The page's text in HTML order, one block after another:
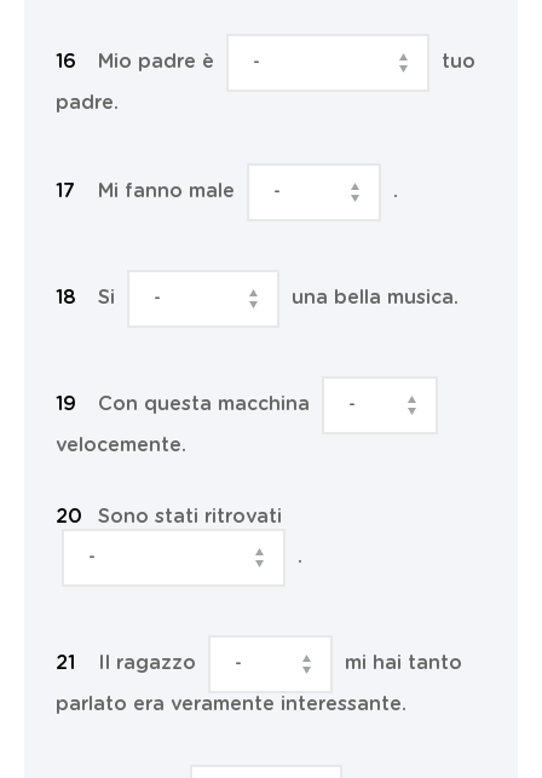
Mio padre è tuo
padre.
Mi fanno male .
Si una bella musica.
Con questa macchina
velocemente.
Sono stati ritrovati
.
Il ragazzo mi hai tanto
parlato era veramente interessante.